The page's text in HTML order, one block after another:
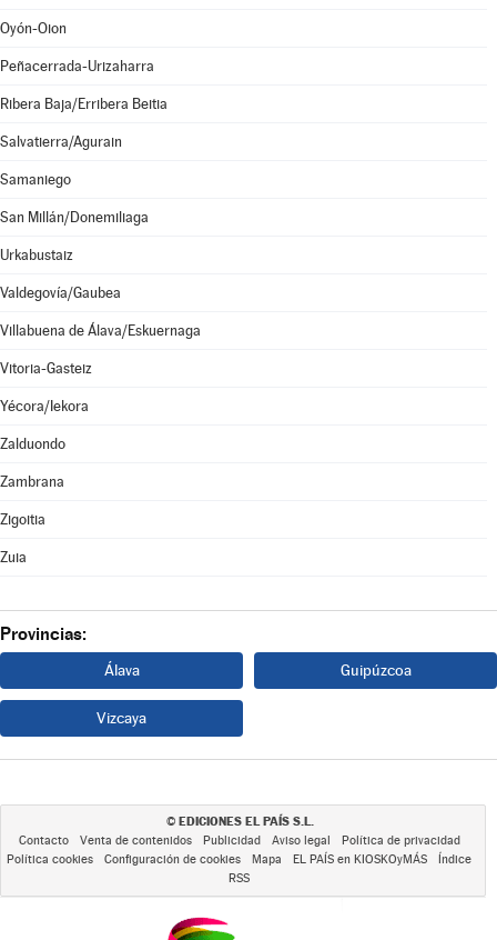
Oyón-Oion
Peñacerrada-Urizaharra
Ribera Baja/Erribera Beitia
Salvatierra/Agurain
Samaniego
San Millán/Donemiliaga
Urkabustaiz
Valdegovía/Gaubea
Villabuena de Álava/Eskuernaga
Vitoria-Gasteiz
Yécora/Iekora
Zalduondo
Zambrana
Zigoitia
Zuia
Provincias:
Álava Guipúzcoa
Vizcaya
© EDICIONES EL PAÍS S.L.
Contacto Venta de contenidos Publicidad Aviso legal
Política de privacidad
Política cookies
Configuración de cookies Mapa EL PAÍS en KIOSKOyMÁS
Índice
RSS